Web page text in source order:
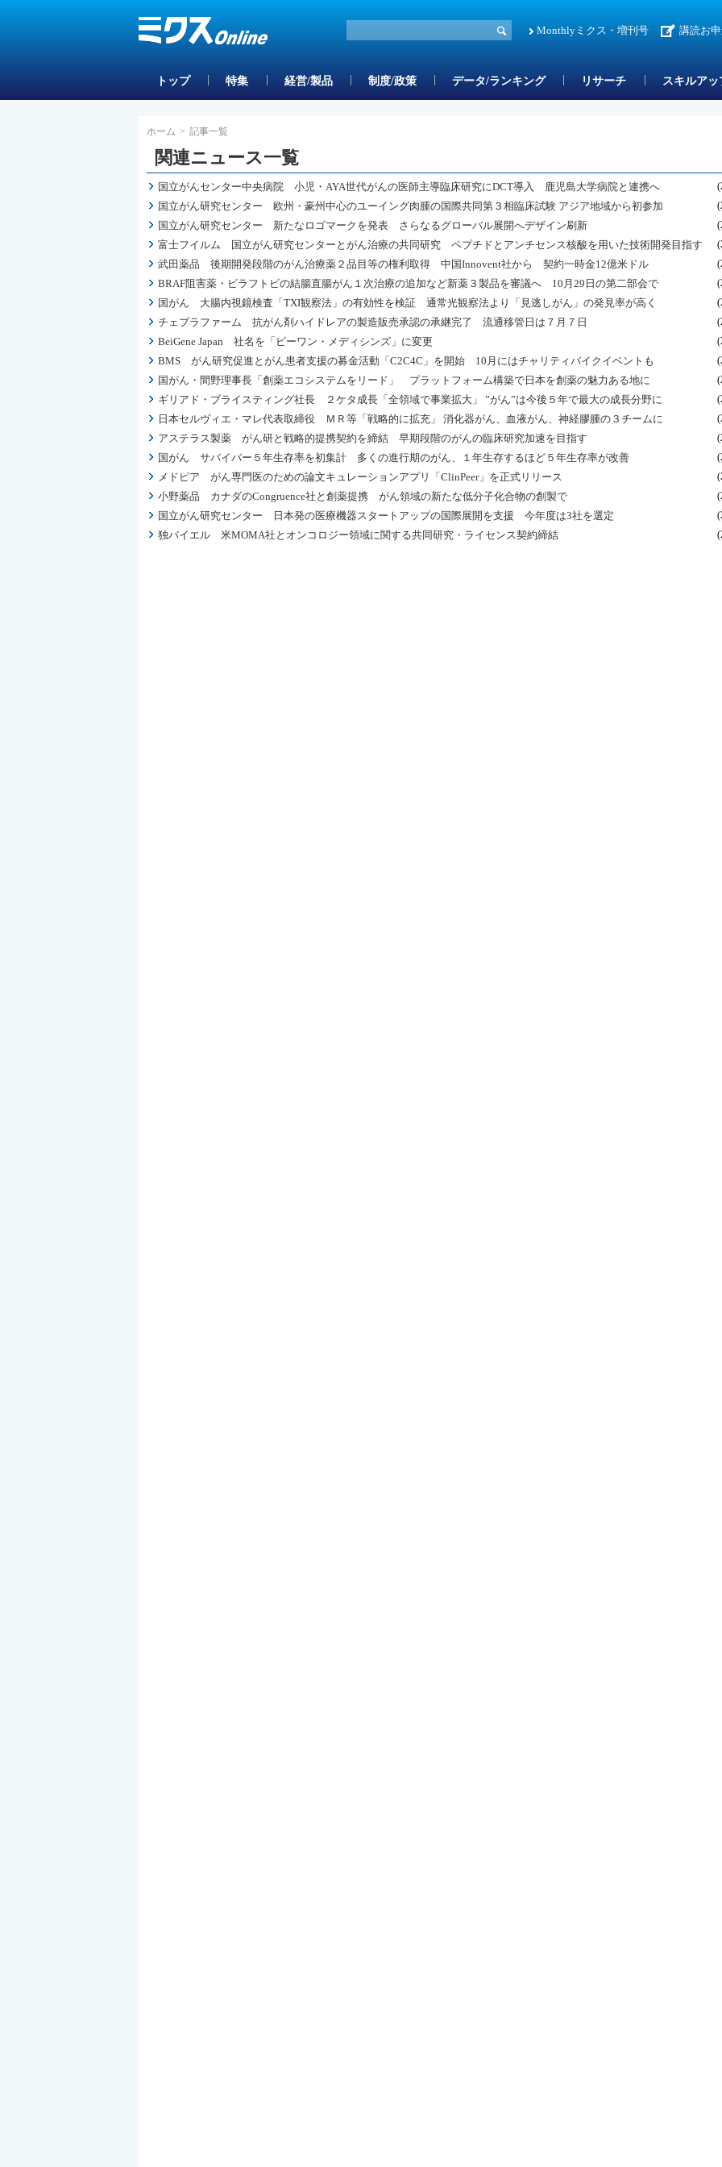
Monthlyミクス・増刊号 講読お
トップ 特集 経営/製品 制度/政策 データ/ランキング リサーチ スキルア
ホーム > 記事一覧
関連ニュース一覧
国立がんセンター中央病院 小児・AYA世代がんの医師主導臨床研究にDCT導入 鹿児島大学病院と連携へ
国立がん研究センター 欧州・豪州中心のユーイング肉腫の国際共同第３相臨床試験 アジア地域から初参加
国立がん研究センター 新たなロゴマークを発表 さらなるグローバル展開へデザイン刷新
富士フイルム 国立がん研究センターとがん治療の共同研究 ペプチドとアンチセンス核酸を用いた技術開発目指す
武田薬品 後期開発段階のがん治療薬２品目等の権利取得 中国Innovent社から 契約一時金12億米ドル
BRAF阻害薬・ビラフトビの結腸直腸がん１次治療の追加など新薬３製品を審議へ 10月29日の第二部会で
国がん 大腸内視鏡検査「TXI観察法」の有効性を検証 通常光観察法より「見逃しがん」の発見率が高く
チェプラファーム 抗がん剤ハイドレアの製造販売承認の承継完了 流通移管日は７月７日
BeiGene Japan 社名を「ビーワン・メディシンズ」に変更
BMS がん研究促進とがん患者支援の募金活動「C2C4C」を開始 10月にはチャリティバイクイベントも
国がん・間野理事長「創薬エコシステムをリード」 プラットフォーム構築で日本を創薬の魅力ある地に
ギリアド・ブライスティング社長 ２ケタ成長「全領域で事業拡大」 ”がん”は今後５年で最大の成長分野に
日本セルヴィエ・マレ代表取締役 ＭＲ等「戦略的に拡充」 消化器がん、血液がん、神経膠腫の３チームに
アステラス製薬 がん研と戦略的提携契約を締結 早期段階のがんの臨床研究加速を目指す
国がん サバイバー５年生存率を初集計 多くの進行期のがん、１年生存するほど５年生存率が改善
メドピア がん専門医のための論文キュレーションアプリ「ClinPeer」を正式リリース
小野薬品 カナダのCongruence社と創薬提携 がん領域の新たな低分子化合物の創製で
国立がん研究センター 日本発の医療機器スタートアップの国際展開を支援 今年度は3社を選定
独バイエル 米MOMA社とオンコロジー領域に関する共同研究・ライセンス契約締結